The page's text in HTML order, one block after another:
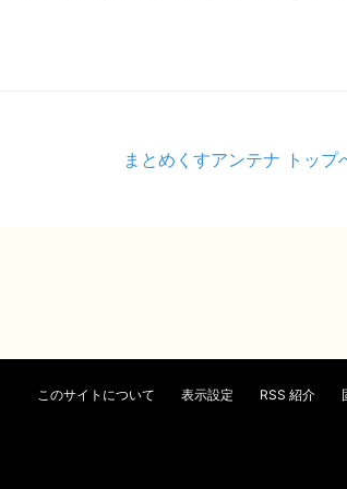
まとめくすアンテナ トップ
このサイトについて 表示設定 RSS 紹介